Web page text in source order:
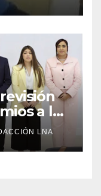
a la
del
LNA